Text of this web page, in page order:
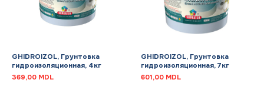
GHIDROIZOL, Грунтовка
гидроизоляционная, 4кг
369,00 MDL
GHIDROIZOL, Грунтовка
гидроизоляционная, 7кг
601,00 MDL